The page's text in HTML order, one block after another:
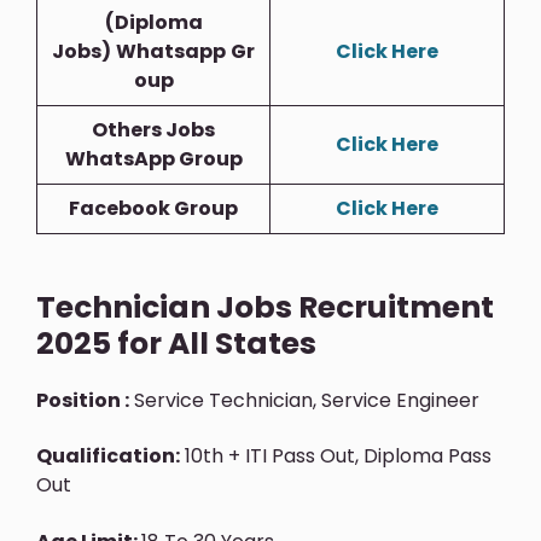
(Diploma
Jobs) Whatsapp Gr
Oup
Click Here
Others Jobs
WhatsApp Group
Click Here
Facebook Group Click Here
Technician Jobs Recruitment
2025 for All States
Position :Service Technician, Service Engineer
Qualification:10th + ITI Pass Out, Diploma Pass
Out